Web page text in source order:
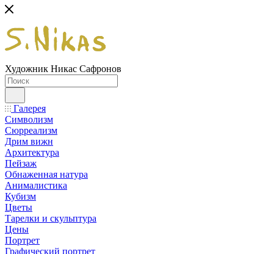
Художник Никас Сафронов
Галерея
Символизм
Сюрреализм
Дрим вижн
Архитектура
Пейзаж
Обнаженная натура
Анималистика
Кубизм
Цветы
Тарелки и скульптура
Цены
Портрет
Графический портрет